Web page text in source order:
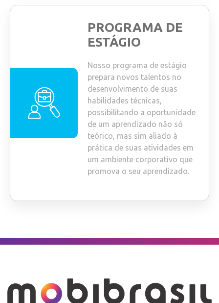
PROGRAMA DE
ESTÁGIO
Nosso programa de estágio
prepara novos talentos no
desenvolvimento de suas
habilidades técnicas,
possibilitando a oportunidade
de um aprendizado não só
teórico, mas sim aliado à
prática de suas atividades em
um ambiente corporativo que
promova o seu aprendizado.